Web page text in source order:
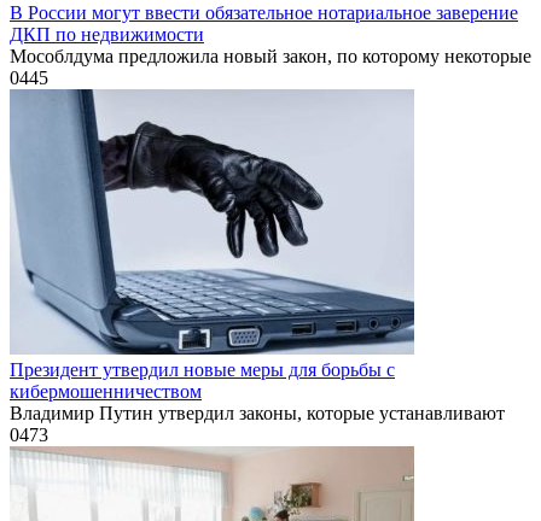
В России могут ввести обязательное нотариальное заверение
ДКП по недвижимости
Мособлдума предложила новый закон, по которому некоторые
0445
Президент утвердил новые меры для борьбы с
кибермошенничеством
Владимир Путин утвердил законы, которые устанавливают
0473